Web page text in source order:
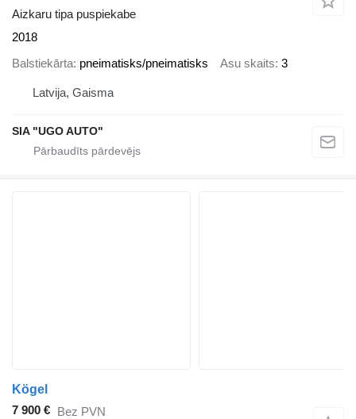
Aizkaru tipa puspiekabe
2018
Balstiekārta pneimatisks/pneimatisks Asu skaits 3
Latvija, Gaisma
SIA "UGO AUTO"
Kögel
7 900 € Bez PVN